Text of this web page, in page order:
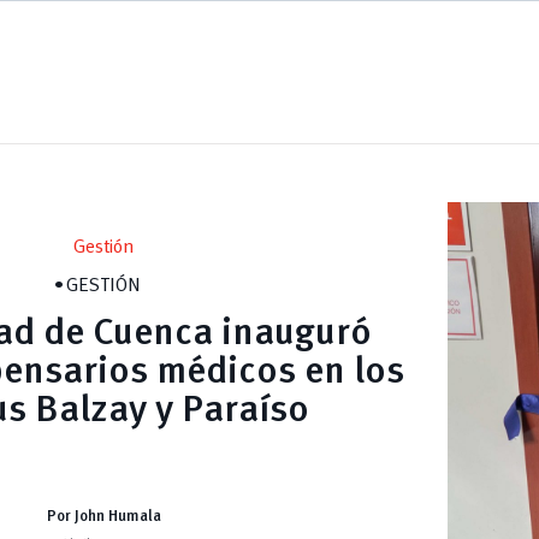
Gestión
GESTIÓN
de Cuenca inauguró
médicos en los
Balzay y Paraíso
Por John Humala